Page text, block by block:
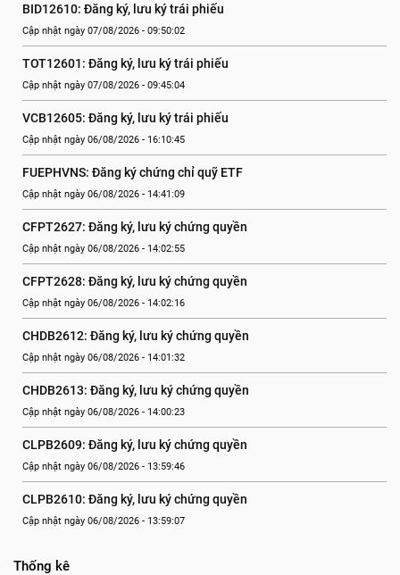
BID12610: Đăng ký, lưu ký trái phiếu
Cập nhật ngày 07/08/2026 - 09:50:02
TOT12601: Đăng ký, lưu ký trái phiếu
Cập nhật ngày 07/08/2026 - 09:45:04
VCB12605: Đăng ký, lưu ký trái phiếu
Cập nhật ngày 06/08/2026 - 16:10:45
FUEPHVNS: Đăng ký chứng chỉ quỹ ETF
Cập nhật ngày 06/08/2026 - 14:41:09
CFPT2627: Đăng ký, lưu ký chứng quyền
Cập nhật ngày 06/08/2026 - 14:02:55
CFPT2628: Đăng ký, lưu ký chứng quyền
Cập nhật ngày 06/08/2026 - 14:02:16
CHDB2612: Đăng ký, lưu ký chứng quyền
Cập nhật ngày 06/08/2026 - 14:01:32
CHDB2613: Đăng ký, lưu ký chứng quyền
Cập nhật ngày 06/08/2026 - 14:00:23
CLPB2609: Đăng ký, lưu ký chứng quyền
Cập nhật ngày 06/08/2026 - 13:59:46
CLPB2610: Đăng ký, lưu ký chứng quyền
Cập nhật ngày 06/08/2026 - 13:59:07
Thống kê